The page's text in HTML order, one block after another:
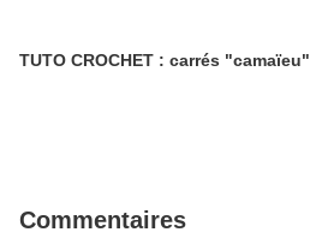
TUTO CROCHET : carrés "camaïeu"
Commentaires